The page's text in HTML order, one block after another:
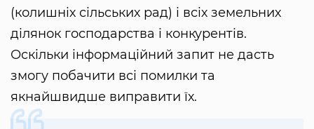
(колишніх сільських рад) і всіх земельних
ділянок господарства і конкурентів.
Оскільки інформаційний запит не дасть
змогу побачити всі помилки та
якнайшвидше виправити їх.